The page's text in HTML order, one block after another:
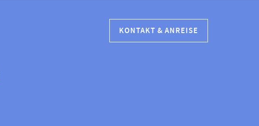
KONTAKT & ANREISE